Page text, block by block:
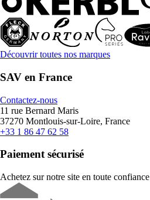
Découvrir toutes nos marques
SAV en France
Contactez-nous
11 rue Bernard Maris
37270 Montlouis-sur-Loire, France
+33 1 86 47 62 58
Paiement sécurisé
Achetez sur notre site en toute confiance